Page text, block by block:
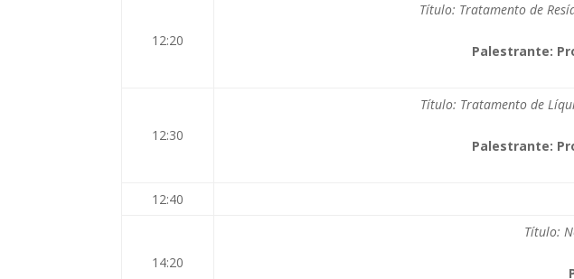
12:20
Título: Tratamento de
Palestrante:
12:30
Título: Tratamento de
Palestrante:
12:40
14:20
Título: